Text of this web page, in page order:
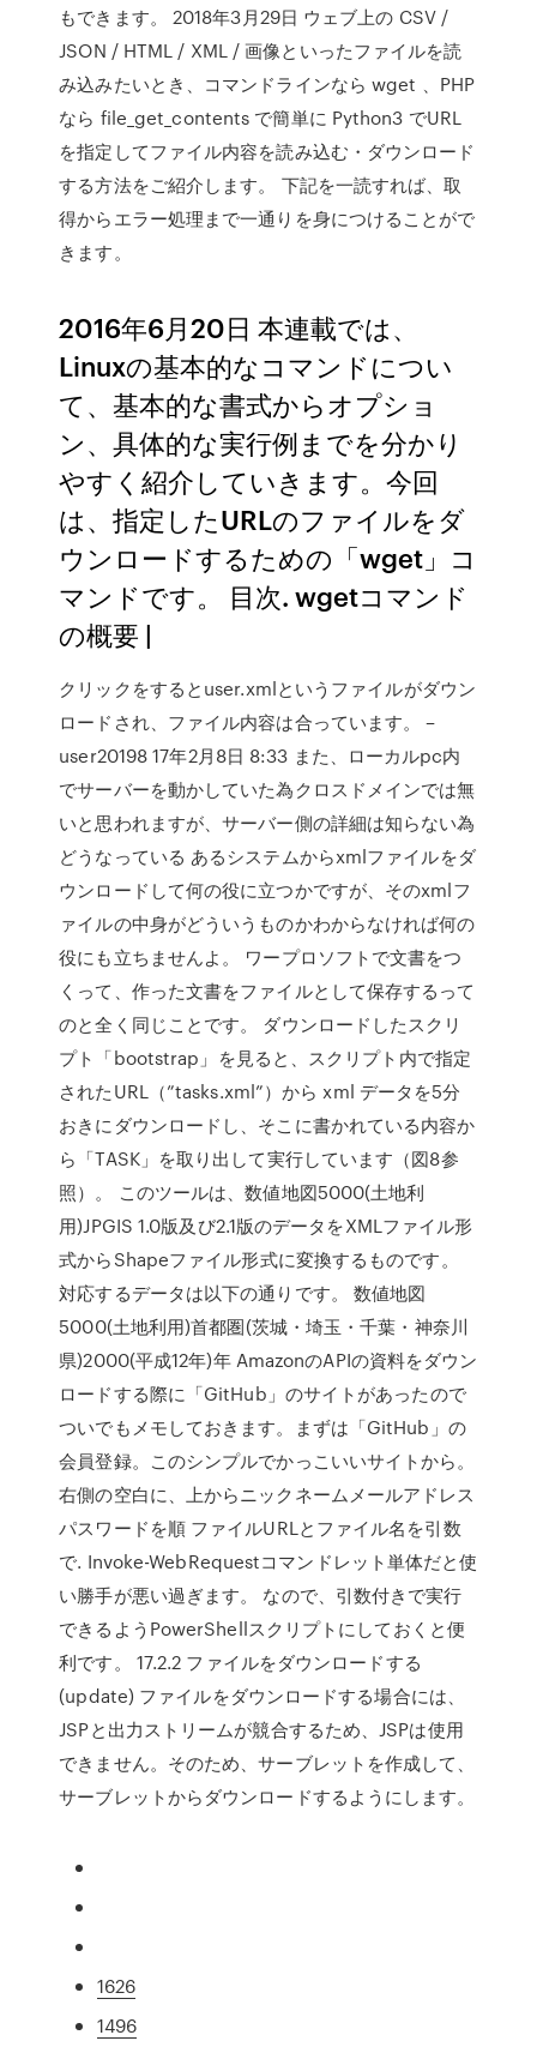
もできます。 2018年3月29日 ウェブ上の CSV /
JSON / HTML / XML / 画像といったファイルを読
み込みたいとき、コマンドラインなら wget 、PHP
なら file_get_contents で簡単に Python3 でURL
を指定してファイル内容を読み込む・ダウンロード
する方法をご紹介します。 下記を一読すれば、取
得からエラー処理まで一通りを身につけることがで
きます。
2016年6月20日 本連載では、
Linuxの基本的なコマンドについ
て、基本的な書式からオプショ
ン、具体的な実行例までを分かり
やすく紹介していきます。今回
は、指定したURLのファイルをダ
ウンロードするための「wget」コ
マンドです。 目次. wgetコマンド
の概要 |
クリックをするとuser.xmlというファイルがダウン
ロードされ、ファイル内容は合っています。 –
user20198 17年2月8日 8:33 また、ローカルpc内
でサーバーを動かしていた為クロスドメインでは無
いと思われますが、サーバー側の詳細は知らない為
どうなっている あるシステムからxmlファイルをダ
ウンロードして何の役に立つかですが、そのxmlフ
ァイルの中身がどういうものかわからなければ何の
役にも立ちませんよ。 ワープロソフトで文書をつ
くって、作った文書をファイルとして保存するって
のと全く同じことです。 ダウンロードしたスクリ
プト「bootstrap」を見ると、スクリプト内で指定
されたURL（”tasks.xml”）から xml データを5分
おきにダウンロードし、そこに書かれている内容か
ら「TASK」を取り出して実行しています（図8参
照）。 このツールは、数値地図5000(土地利
用)JPGIS 1.0版及び2.1版のデータをXMLファイル形
式からShapeファイル形式に変換するものです。
対応するデータは以下の通りです。 数値地図
5000(土地利用)首都圏(茨城・埼玉・千葉・神奈川
県)2000(平成12年)年 AmazonのAPIの資料をダウン
ロードする際に「GitHub」のサイトがあったので
ついでもメモしておきます。まずは「GitHub」の
会員登録。このシンプルでかっこいいサイトから。
右側の空白に、上からニックネームメールアドレス
パスワードを順 ファイルURLとファイル名を引数
で. Invoke-WebRequestコマンドレット単体だと使
い勝手が悪い過ぎます。 なので、引数付きで実行
できるようPowerShellスクリプトにしておくと便
利です。 17.2.2 ファイルをダウンロードする
(update) ファイルをダウンロードする場合には、
JSPと出力ストリームが競合するため、JSPは使用
できません。そのため、サーブレットを作成して、
サーブレットからダウンロードするようにします。
1626
1496